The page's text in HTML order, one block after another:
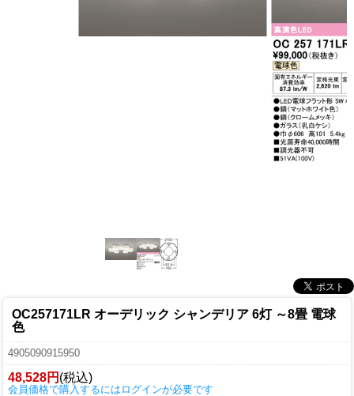
OC257171LR オーデリック シャンデリア 6灯 ～8畳 電球
色
4905090915950
48,528円 (税込)
会員価格で購入するにはログインが必要です